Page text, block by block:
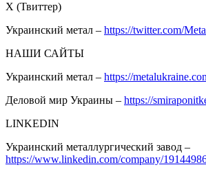
Х (Твиттер)
Украинский метал – https://twitter.com/
НАШИ САЙТЫ
Украинский метал – https://
Деловой мир Украины – https://
LINKEDIN
Украинский металлургический завод –
https://www.linkedin.com/company/